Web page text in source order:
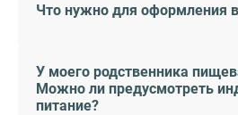
Что нужно для оформления
У моего родственника
Можно ли предусмотреть
питание?